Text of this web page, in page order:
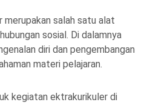
salah satu alat
sosial. Di dalamnya
diri dan pengembangan
materi pelajaran.
kegiatan ektrakurikuler di